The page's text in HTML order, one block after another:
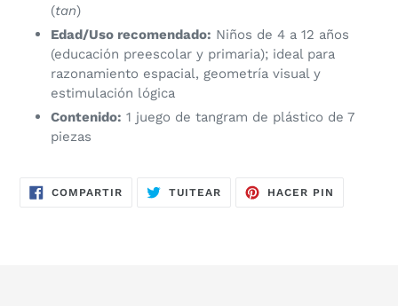
(tan)
Edad/Uso recomendado: Niños de 4 a 12 años
(educación preescolar y primaria); ideal para
razonamiento espacial, geometría visual y
estimulación lógica
Contenido: 1 juego de tangram de plástico de 7
piezas
COMPARTIRCOMPARTIR
EN
TUITEAR TUITEARHACER PIN